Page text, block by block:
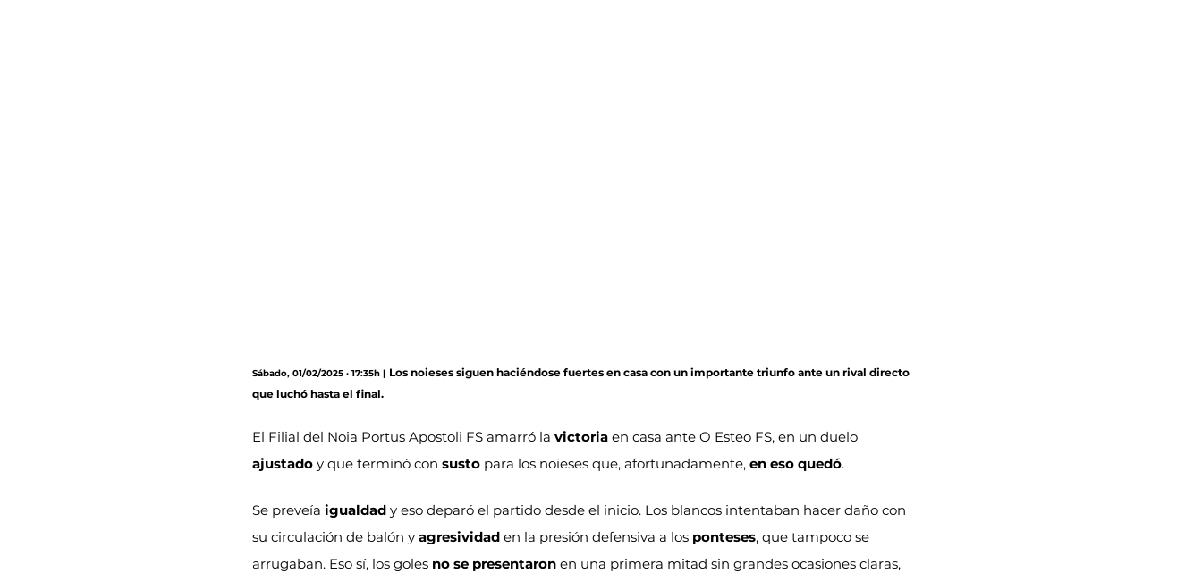
Sábado, 01/02/2025 · 17:35h | Los noieses siguen haciéndose fuertes en casa con un importante triunfo ante un rival directo
que luchó hasta el final.
El Filial del Noia Portus Apostoli FS amarró la victoria en casa ante O Esteo FS, en un duelo
ajustado y que terminó con susto para los noieses que, afortunadamente, en eso quedó.
Se preveía igualdad y eso deparó el partido desde el inicio. Los blancos intentaban hacer daño con
su circulación de balón y agresividad en la presión defensiva a los ponteses, que tampoco se
arrugaban. Eso sí, los goles no se presentaron en una primera mitad sin grandes ocasiones claras,